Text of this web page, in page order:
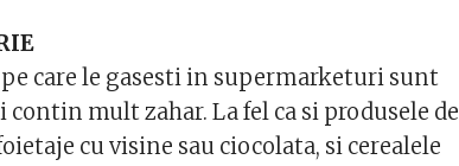
care le gasesti in supermarketuri sunt
mult zahar. La fel ca si produsele de
cu visine sau ciocolata, si cerealele